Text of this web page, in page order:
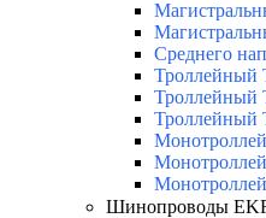
Среднего
Троллейный
Троллейный
Троллейный
Шинопроводы